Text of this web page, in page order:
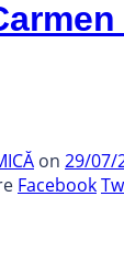
on 29/07/
Facebook